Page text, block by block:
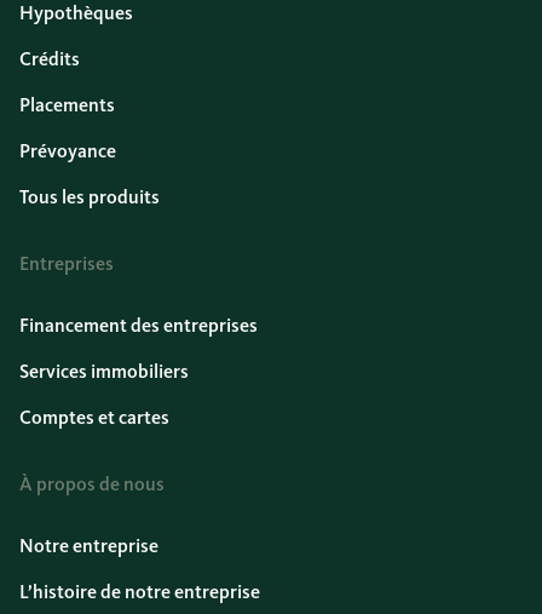
Hypothèques
Crédits
Placements
Prévoyance
Tous les produits
Entreprises
Financement des entreprises
Services immobiliers
Comptes et cartes
À propos de nous
Notre entreprise
L’histoire de notre entreprise